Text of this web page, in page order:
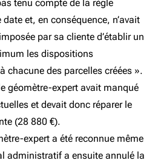
tenu compte de la règle
et, en conséquence, n’avait
par sa cliente d’établir un
les dispositions
chacune des parcelles créées ».
géomètre-expert avait manqué
et devait donc réparer le
(28 880 €).
expert a été reconnue même
administratif a ensuite annulé la